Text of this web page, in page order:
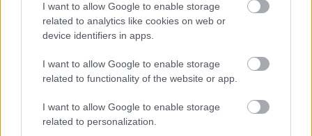
I want to allow Google to enable storage
related to analytics like cookies on web or
device identifiers in apps.
I want to allow Google to enable storage
related to functionality of the website or app.
I want to allow Google to enable storage
related to personalization.
Másfélszeresére bővítik
Hódmezővásárhely jó hírű református
iskoláját